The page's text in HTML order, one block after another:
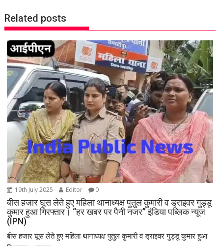
a
v
i
g
a
t
i
o
n
Related posts
19th July 2025 Editor 0
बीस हजार घूस लेते हुए महिला थानाध्यक्ष पुतुल कुमारी व ड्राइवर गुड्डू
कुमार हुआ गिरफ्तार। “हर खबर पर पैनी नजर” इंडिया पब्लिक न्यूज
(IPN)
बीस हजार घूस लेते हुए महिला थानाध्यक्ष पुतुल कुमारी व ड्राइवर गुड्डू कुमार हुआ